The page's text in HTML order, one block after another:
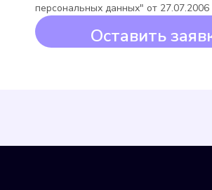
Подробнее
Выбрать
персональных данных" от
Оставить